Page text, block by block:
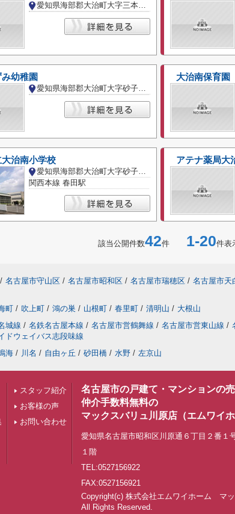
愛知県海部郡大治町大字三本木字柳原
幼稚園
愛知県海部郡大治町大字砂子字高越
大治南保育園
治南小学校
愛知県海部郡大治町大字砂子字勇八前
関西本線 春田駅
アテナ薬局大
該当公開件数42件 1-20件表
/ 名古屋市守山区 / 名古屋市昭和区 / 名古屋市瑞穂区 / 名古屋市天
町 / 吹上町 / 鴻の巣 / 山根町 / 春里町 / 清明山 / 大根山
城線 / 名鉄名古屋本線 / 名古屋市営鶴舞線 / 名古屋市営東山線 /
ドウェイバス志段味線
海 / 川名 / 自由ヶ丘 / 砂田橋 / 水野 / 左京山
スタッフ紹介
お客様の声
お問い合わせ
名古屋市の戸建て・マンションの
仲介手数料無料の
マックスバリュ川原店（エムワイホ
愛知県名古屋市昭和区川原通６丁目２番１
１階
TEL:0527156922
FAX:0527156921
Copyright(c) 株式会社エムワイホーム マ
All Rights Reserved.